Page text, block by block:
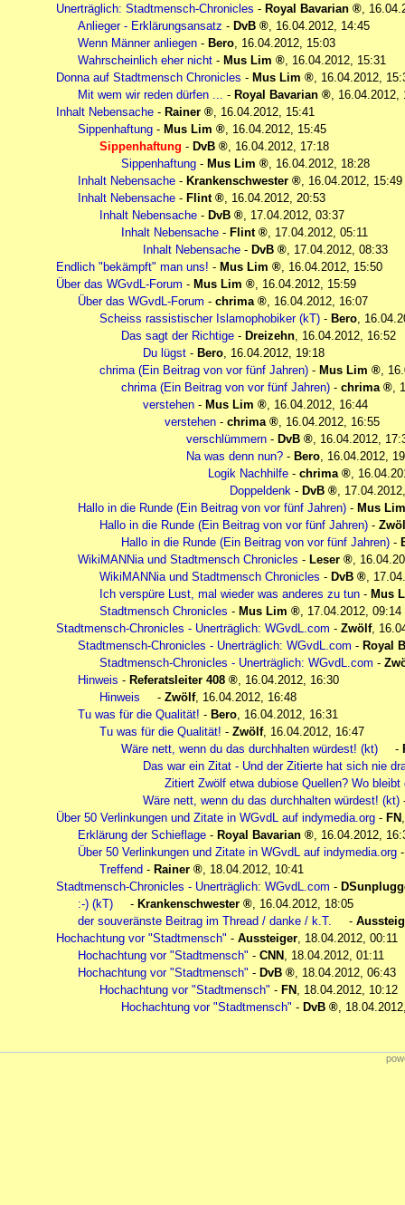
Unerträglich: Stadtmensch-Chronicles - Royal Bavarian ,
Anlieger - Erklärungsansatz - DvB , 16.04.2012, 14:45
Wenn Männer anliegen - Bero, 16.04.2012, 15:03
Wahrscheinlich eher nicht - Mus Lim , 16.04.2012, 15:31
Donna auf Stadtmensch Chronicles - Mus Lim , 16.04.2012,
Mit wem wir reden dürfen ... - Royal Bavarian , 16.04.2012,
Inhalt Nebensache - Rainer , 16.04.2012, 15:41
Sippenhaftung - Mus Lim , 16.04.2012, 15:45
Sippenhaftung - DvB , 16.04.2012, 17:18
Sippenhaftung - Mus Lim , 16.04.2012, 18:28
Inhalt Nebensache - Krankenschwester , 16.04.2012, 15:49
Inhalt Nebensache - Flint , 16.04.2012, 20:53
Inhalt Nebensache - DvB , 17.04.2012, 03:37
Inhalt Nebensache - Flint , 17.04.2012, 05:11
Inhalt Nebensache - DvB , 17.04.2012, 08:33
Endlich "bekämpft" man uns! - Mus Lim , 16.04.2012, 15:50
Über das WGvdL-Forum - Mus Lim , 16.04.2012, 15:59
Über das WGvdL-Forum - chrima , 16.04.2012, 16:07
Scheiss rassistischer Islamophobiker (kT) - Bero,
Das sagt der Richtige - Dreizehn, 16.04.2012, 16:52
Du lügst - Bero, 16.04.2012, 19:18
chrima (Ein Beitrag von vor fünf Jahren) - Mus Lim ,
chrima (Ein Beitrag von vor fünf Jahren) - chrima ,
verstehen - Mus Lim , 16.04.2012, 16:44
verstehen - chrima , 16.04.2012, 16:55
verschlümmern - DvB , 16.04.2012,
Na was denn nun? - Bero, 16.04.2012,
Logik Nachhilfe - chrima ,
Doppeldenk - DvB ,
Hallo in die Runde (Ein Beitrag von vor fünf Jahren) - Mus Lim
Hallo in die Runde (Ein Beitrag von vor fünf Jahren) -
Hallo in die Runde (Ein Beitrag von vor fünf Jahren) -
WikiMANNia und Stadtmensch Chronicles - Leser ,
WikiMANNia und Stadtmensch Chronicles - DvB ,
Ich verspüre Lust, mal wieder was anderes zu tun - Mus
Stadtmensch Chronicles - Mus Lim , 17.04.2012, 09:14
Stadtmensch-Chronicles - Unerträglich: WGvdL.com - Zwölf,
Stadtmensch-Chronicles - Unerträglich: WGvdL.com - Royal
Stadtmensch-Chronicles - Unerträglich: WGvdL.com -
Hinweis - Referatsleiter 408 , 16.04.2012, 16:30
Hinweis
- Zwölf, 16.04.2012, 16:48
Tu was für die Qualität! - Bero, 16.04.2012, 16:31
Tu was für die Qualität! - Zwölf, 16.04.2012, 16:47
Wäre nett, wenn du das durchhalten würdest! (kt)
-
Das war ein Zitat - Und der Zitierte hat sich nie
Zitiert Zwölf etwa dubiose Quellen? Wo
Wäre nett, wenn du das durchhalten würdest! (kt)
Über 50 Verlinkungen und Zitate in WGvdL auf indymedia.org - FN
Erklärung der Schieflage - Royal Bavarian , 16.04.2012,
Über 50 Verlinkungen und Zitate in WGvdL auf indymedia.org
Treffend - Rainer , 18.04.2012, 10:41
Stadtmensch-Chronicles - Unerträglich: WGvdL.com -
:-) (kT)
- Krankenschwester , 16.04.2012, 18:05
der souveränste Beitrag im Thread / danke / k.T.
-
Hochachtung vor "Stadtmensch" - Aussteiger, 18.04.2012, 00:11
Hochachtung vor "Stadtmensch" - CNN , 18.04.2012, 01:11
Hochachtung vor "Stadtmensch" - DvB , 18.04.2012, 06:43
Hochachtung vor "Stadtmensch" - FN , 18.04.2012, 10:12
Hochachtung vor "Stadtmensch" - DvB ,